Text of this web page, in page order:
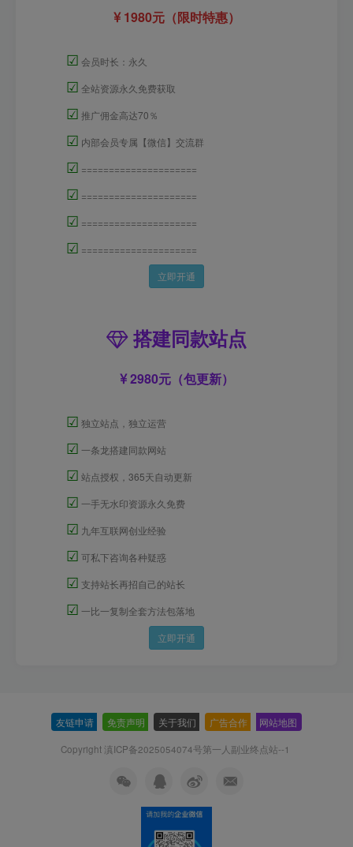
1980元（限时特惠）
☑ 会员时长：永久
☑ 全站资源永久免费获取
☑ 推广佣金高达70％
☑ 内部会员专属【微信】交流群
☑ =====================
☑ =====================
☑ =====================
☑ =====================
立即开通
搭建同款站点
2980元（包更新）
☑ 独立站点，独立运营
☑ 一条龙搭建同款网站
☑ 站点授权，365天自动更新
☑ 一手无水印资源永久免费
☑ 九年互联网创业经验
☑ 可私下咨询各种疑惑
☑ 支持站长再招自己的站长
☑ 一比一复制全套方法包落地
立即开通
友链申请 免责声明 关于我们 广告合作 网站地图
Copyright 滇ICP备2025054074号第一人副业终点站--1